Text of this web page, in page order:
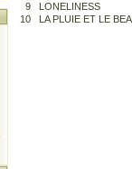
9
LONELINESS
10
LA PLUIE ET LE